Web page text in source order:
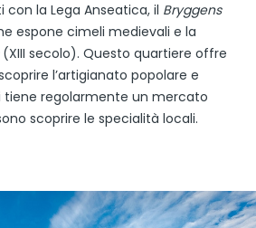
con la Lega Anseatica, il Bryggens
espone cimeli medievali e la
(XIII secolo). Questo quartiere offre
l’artigianato popolare e
tiene regolarmente un mercato
scoprire le specialità locali.